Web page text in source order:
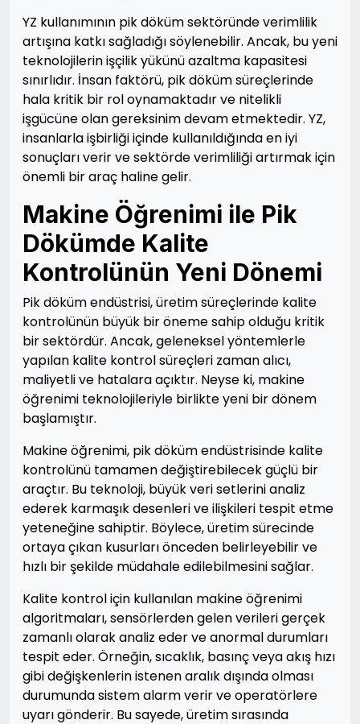
YZ kullanımının pik döküm sektöründe verimlilik
artışına katkı sağladığı söylenebilir. Ancak, bu yeni
teknolojilerin işçilik yükünü azaltma kapasitesi
sınırlıdır. İnsan faktörü, pik döküm süreçlerinde
hala kritik bir rol oynamaktadır ve nitelikli
işgücüne olan gereksinim devam etmektedir. YZ,
insanlarla işbirliği içinde kullanıldığında en iyi
sonuçları verir ve sektörde verimliliği artırmak için
önemli bir araç haline gelir.
Makine Öğrenimi ile Pik
Dökümde Kalite
Kontrolünün Yeni Dönemi
Pik döküm endüstrisi, üretim süreçlerinde kalite
kontrolünün büyük bir öneme sahip olduğu kritik
bir sektördür. Ancak, geleneksel yöntemlerle
yapılan kalite kontrol süreçleri zaman alıcı,
maliyetli ve hatalara açıktır. Neyse ki, makine
öğrenimi teknolojileriyle birlikte yeni bir dönem
başlamıştır.
Makine öğrenimi, pik döküm endüstrisinde kalite
kontrolünü tamamen değiştirebilecek güçlü bir
araçtır. Bu teknoloji, büyük veri setlerini analiz
ederek karmaşık desenleri ve ilişkileri tespit etme
yeteneğine sahiptir. Böylece, üretim sürecinde
ortaya çıkan kusurları önceden belirleyebilir ve
hızlı bir şekilde müdahale edilebilmesini sağlar.
Kalite kontrol için kullanılan makine öğrenimi
algoritmaları, sensörlerden gelen verileri gerçek
zamanlı olarak analiz eder ve anormal durumları
tespit eder. Örneğin, sıcaklık, basınç veya akış hızı
gibi değişkenlerin istenen aralık dışında olması
durumunda sistem alarm verir ve operatörlere
uyarı gönderir. Bu sayede, üretim sırasında